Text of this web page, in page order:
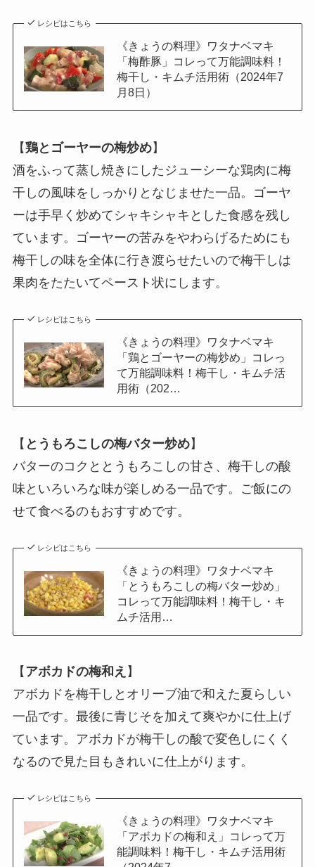
レシピはこちら
《きょうの料理》ワタナベマキ
「梅酢豚」コレって万能調味料！
梅干し・キムチ活用術（2024年7
月8日）
【鶏とゴーヤーの梅炒め】
酒をふって蒸し焼きにしたジューシーな鶏肉に梅
干しの風味をしっかりとなじませた一品。ゴーヤ
ーは手早く炒めてシャキシャキとした食感を残し
ています。ゴーヤーの苦みをやわらげるためにも
梅干しの味を全体に行き渡らせたいので梅干しは
果肉をたたいてペースト状にします。
レシピはこちら
《きょうの料理》ワタナベマキ
「鶏とゴーヤーの梅炒め」コレっ
て万能調味料！梅干し・キムチ活
用術（202…
【 とうもろこしの梅バター炒め】
バターのコクととうもろこしの甘さ、梅干しの酸
味といろいろな味が楽しめる一品です。ご飯にの
せて食べるのもおすすめです。
レシピはこちら
《きょうの料理》ワタナベマキ
「とうもろこしの梅バター炒め」
コレって万能調味料！梅干し・キ
ムチ活用…
【 アボカドの梅和え 】
アボカドを梅干しとオリーブ油で和えた夏らしい
一品です。最後に青じそを加えて爽やかに仕上げ
ています。アボカドが梅干しの酸で変色しにくく
なるので見た目もきれいに仕上がります。
レシピはこちら
《きょうの料理》ワタナベマキ
「アボカドの梅和え」コレって万
能調味料！梅干し・キムチ活用術